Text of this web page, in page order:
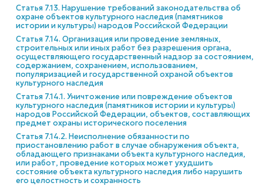
Статья 7.13. Нарушение требований законодательства об
охране объектов культурного наследия (памятников
истории и культуры) народов Российской Федерации
Статья 7.14. Организация или проведение земляных,
строительных или иных работ без разрешения органа,
осуществляющего государственный надзор за состоянием,
содержанием, сохранением, использованием,
популяризацией и государственной охраной объектов
культурного наследия
Статья 7.14.1. Уничтожение или повреждение объектов
культурного наследия (памятников истории и культуры)
народов Российской Федерации, объектов, составляющих
предмет охраны исторического поселения
Статья 7.14.2. Неисполнение обязанности по
приостановлению работ в случае обнаружения объекта,
обладающего признаками объекта культурного наследия,
или работ, проведение которых может ухудшить
состояние объекта культурного наследия либо нарушить
его целостность и сохранность